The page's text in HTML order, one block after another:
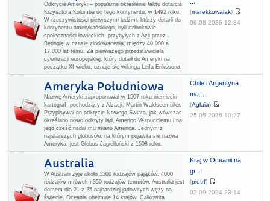
Odkrycie Ameryki – popularne określenie faktu dotarcia
Krzysztofa Kolumba do tego kontynentu, w 1492 roku.
W rzeczywistości pierwszymi ludźmi, którzy dotarli do
kontynentu amerykańskiego, byli członkowie
społeczności łowieckich, przybyłych z Azji przez
Beringię w czasie zlodowacenia, między 40.000 a
17.000 lat temu. Za pierwszego przedstawiciela
cywilizacji europejskiej, który dotarł do Ameryki na
początku XI wieku, uznaje się wikinga Leifa Erikssona.
(marekkowalak)
06.08.2026 12:34
Ameryka Południowa
Nazwę Ameryki zaproponował w 1507 roku niemiecki
kartograf, pochodzący z Alzacji, Martin Waldseemüller.
Przypisywał on odkrycie Nowego Świata, jak wówczas
określano nowo odkryty ląd, Amerigo Vespucciemu i na
jego cześć nadał mu miano America. Jednym z
najstarszych globusów, na którym pojawiła się nazwa
Ameryka, jest Globus Jagielloński z 1508 roku.
Chile i Argentyna
ma...
(Aglaia)
25.05.2026 10:27
Australia
W Australii żyje około 1500 rodzajów pająków, 4000
rodzajów mrówek i 350 rodzajów termitów. Australia jest
domem dla 21 z 25 najbardziej jadowitych węży na
świecie. Oceania obejmuje 14 krajów. Całkowita
Kraj w Oceanii na
gr...
(piotrf)
02.09.2024 23:14